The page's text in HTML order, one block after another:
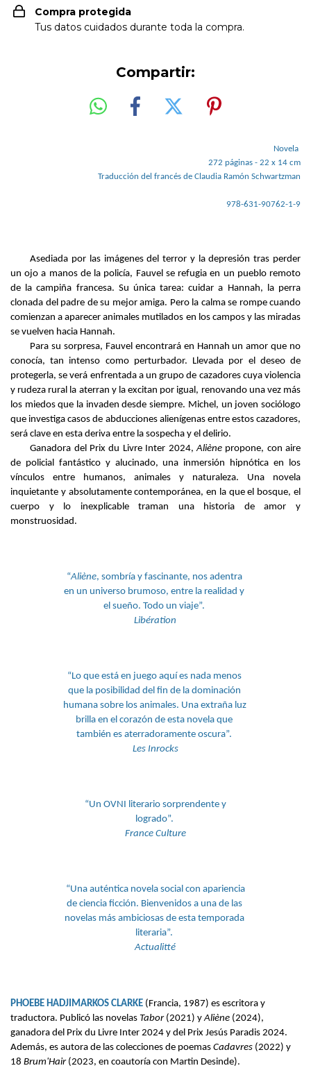
Compra protegida
Tus datos cuidados durante toda la compra.
Compartir:
Novela
272 páginas - 22 x 14 cm
Traducción del francés de Claudia Ramón Schwartzman
978-631-90762-1-9
Asediada por las imágenes del terror y la depresión tras perder
un ojo a manos de la policía, Fauvel se refugia en un pueblo remoto
de la campiña francesa. Su única tarea: cuidar a Hannah, la perra
clonada del padre de su mejor amiga. Pero la calma se rompe cuando
comienzan a aparecer animales mutilados en los campos y las miradas
se vuelven hacia Hannah.
Para su sorpresa, Fauvel encontrará en Hannah un amor que no
conocía, tan intenso como perturbador. Llevada por el deseo de
protegerla, se verá enfrentada a un grupo de cazadores cuya violencia
y rudeza rural la aterran y la excitan por igual, renovando una vez más
los miedos que la invaden desde siempre. Michel, un joven sociólogo
que investiga casos de abducciones alienígenas entre estos cazadores,
será clave en esta deriva entre la sospecha y el delirio.
Ganadora del Prix du Livre Inter 2024, Aliène propone, con aire
de policial fantástico y alucinado, una inmersión hipnótica en los
vínculos entre humanos, animales y naturaleza. Una novela
inquietante y absolutamente contemporánea, en la que el bosque, el
cuerpo y lo inexplicable traman una historia de amor y
monstruosidad.
“Aliène, sombría y fascinante, nos adentra
en un universo brumoso, entre la realidad y
el sueño. Todo un viaje”.
Libération
“Lo que está en juego aquí es nada menos
que la posibilidad del fin de la dominación
humana sobre los animales. Una extraña luz
brilla en el corazón de esta novela que
también es aterradoramente oscura”.
Les Inrocks
“Un OVNI literario sorprendente y
logrado”.
France Culture
“Una auténtica novela social con apariencia
de ciencia ficción. Bienvenidos a una de las
novelas más ambiciosas de esta temporada
literaria”.
Actualitté
PHOEBE HADJIMARKOS CLARKE (Francia, 1987) es escritora y
traductora. Publicó las novelas Tabor (2021) y Aliène (2024),
ganadora del Prix du Livre Inter 2024 y del Prix Jesús Paradis 2024.
Además, es autora de las colecciones de poemas Cadavres (2022) y
18 Brum'Hair (2023, en coautoría con Martin Desinde).